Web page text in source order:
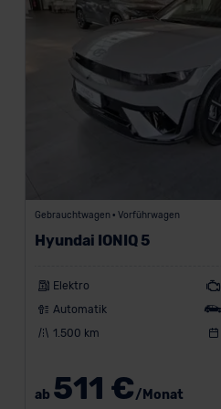
Gebrauchtwagen • Vorführwagen
Hyundai IONIQ 5
Elektro
Automatik
1.500 km
ab 511 €/Monat